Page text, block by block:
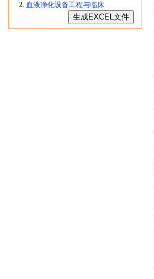
血液净化设备工程与临床